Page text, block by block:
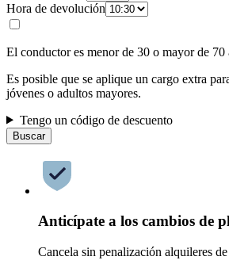
Hora de devolución
El conductor es menor de 30 o mayor de 70
Es posible que se aplique un cargo extra
jóvenes o adultos mayores.
Tengo un código de descuento
Buscar
Anticípate a los cambios de
Cancela sin penalización alquileres